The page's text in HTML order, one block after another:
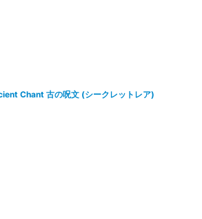
Chant 古の呪文 (シークレットレア)